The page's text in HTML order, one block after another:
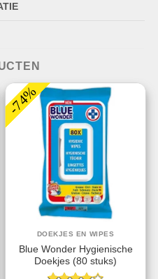
-74%
DOEKJES EN WIPES
Blue Wonder Hygienische
Doekjes (80 stuks)